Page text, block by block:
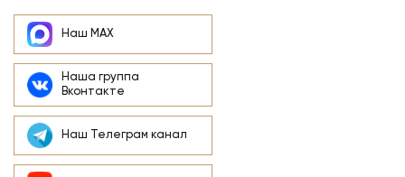
Наш MAX
Наша группа
Вконтакте
Наш Телеграм канал